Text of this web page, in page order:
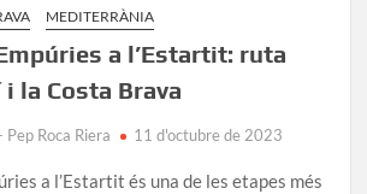
MEDITERRÀNIA
a l’Estartit: ruta
la Costa Brava
Roca Riera 11 d'octubre de 2023
a l’Estartit és una de les etapes més